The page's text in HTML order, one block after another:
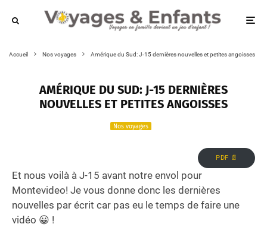
Accueil Nos voyages Amérique du Sud: J-15 dernières nouvelles et petites angoisses
AMÉRIQUE DU SUD: J-15 DERNIÈRES
NOUVELLES ET PETITES ANGOISSES
Nos voyages
PDF 📄
Et nous voilà à J-15 avant notre envol pour
Montevideo! Je vous donne donc les dernières
nouvelles par écrit car pas eu le temps de faire une
vidéo 😀 !